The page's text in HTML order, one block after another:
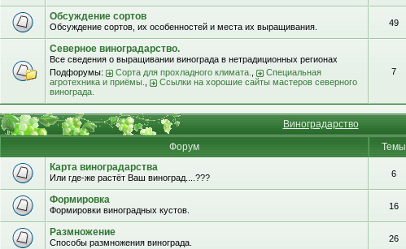
Обсуждение сортов
Обсуждение сортов, их особенностей и места их выращивания. 49
Северное виноградарство.
Все сведения о выращивании винограда в нетрадиционных регионах
Подфорумы:
Сорта для прохладного климата.
Специальная
агротехника и приёмы.
Ссылки на хорошие сайты мастеров северного
винограда.
7
Виноградарство
Форум
Темы
Карта виноградарства
Или где-же растёт Ваш виноград....??? 6
Формировка
Формировки виноградных кустов. 16
Размножение
Способы размножения винограда. 26